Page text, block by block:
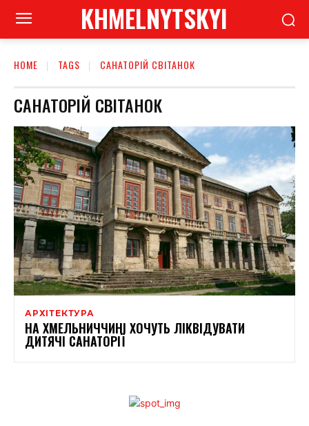
KHMELNYTSKYI
HOME TAGS САНАТОРІЙ СВІТАНОК
САНАТОРІЙ СВІТАНОК
АРХІТЕКТУРА
НА ХМЕЛЬНИЧЧИНІ ХОЧУТЬ ЛІКВІДУВАТИ
ДИТЯЧІ САНАТОРІЇ